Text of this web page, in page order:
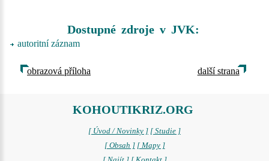
Dostupné zdroje v JVK:
autoritní záznam
obrazová příloha další strana
KOHOUTIKRIZ.ORG
[ Úvod / Novinky ] [ Studie ]
[ Obsah ] [ Mapy ]